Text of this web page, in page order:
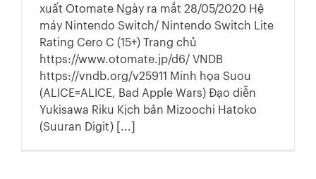
xuất Otomate Ngày ra mắt 28/05/2020 Hệ
máy Nintendo Switch/ Nintendo Switch Lite
Rating Cero C (15+) Trang chủ
https://www.otomate.jp/d6/ VNDB
https://vndb.org/v25911 Minh họa Suou
(ALICE=ALICE, Bad Apple Wars) Đạo diễn
Yukisawa Riku Kịch bản Mizoochi Hatoko
(Suuran Digit) [...]